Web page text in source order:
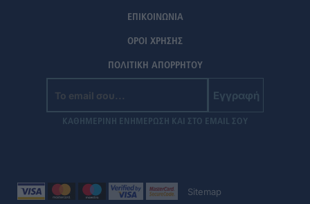
ΕΠΙΚΟΙΝΩΝΙΑ
ΟΡΟΙ ΧΡΗΣΗΣ
ΠΟΛΙΤΙΚΗ ΑΠΟΡΡΗΤΟΥ
Εγγραφή
ΚΑΘΗΜΕΡΙΝΗ ΕΝΗΜΕΡΩΣΗ ΚΑΙ ΣΤΟ EMAIL ΣΟΥ
Sitemap